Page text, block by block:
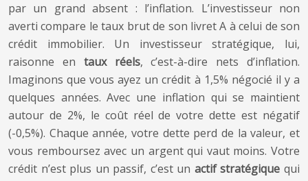
par un grand absent : l’inflation. L’investisseur non
averti compare le taux brut de son livret A à celui de son
crédit immobilier. Un investisseur stratégique, lui,
raisonne en taux réels, c’est-à-dire nets d’inflation.
Imaginons que vous ayez un crédit à 1,5% négocié il y a
quelques années. Avec une inflation qui se maintient
autour de 2%, le coût réel de votre dette est négatif
(-0,5%). Chaque année, votre dette perd de la valeur, et
vous remboursez avec un argent qui vaut moins. Votre
crédit n’est plus un passif, c’est un actif stratégique qui